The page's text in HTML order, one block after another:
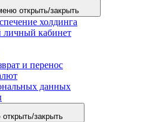
открыть/закрыть
холдинга
личный кабинет
и перенос
данных
закрыть